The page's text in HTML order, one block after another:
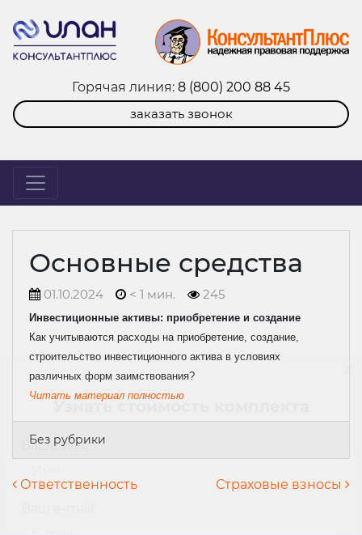
Горячая линия: 8 (800) 200 88 45
заказать звонок
Основные средства
01.10.2024 < 1 мин. 245
Инвестиционные активы: приобретение и создание
Как учитываются расходы на приобретение, создание,
строительство инвестиционного актива в условиях
различных форм заимствования?
Читать материал полностью
Без рубрики
Навигация по записям
Ответственность Страховые взносы
Узнать стоимость комплекта
Ваше имя*